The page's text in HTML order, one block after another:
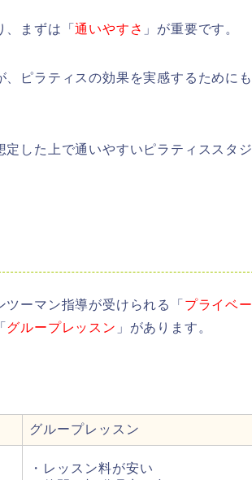
、まずは「通いやすさ 」が重要です。
ピラティスの効果を実感するためにも
した上で通いやすいピラティススタジ
ーマン指導が受けられる「 プライベー
グループレッスン 」があります。
グループレッスン
・レッスン料が安い